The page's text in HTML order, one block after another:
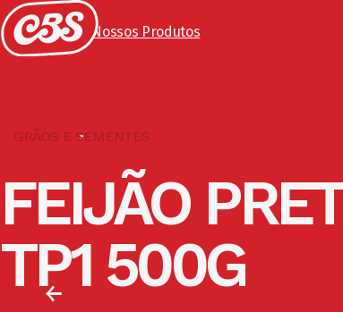
Voltar para Nossos Produtos
GRÃOS E SEMENTES
FEIJÃO
TP1 500G